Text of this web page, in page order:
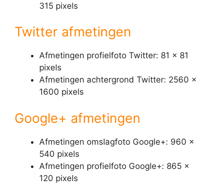
315 pixels
Twitter afmetingen
Afmetingen profielfoto Twitter: 81 x 81
pixels
Afmetingen achtergrond Twitter: 2560 x
1600 pixels
Google+ afmetingen
Afmetingen omslagfoto Google+: 960 x
540 pixels
Afmetingen profielfoto Google+: 865 x
120 pixels